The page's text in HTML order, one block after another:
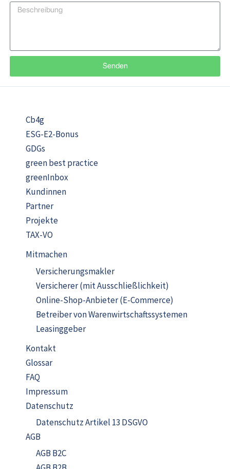
Senden
Cb4g
ESG-E2-Bonus
GDGs
green best practice
greenInbox
Kundinnen
Partner
Projekte
TAX-VO
Mitmachen
Versicherungsmakler
Versicherer (mit Ausschließlichkeit)
Online-Shop-Anbieter (E-Commerce)
Betreiber von Warenwirtschaftssystemen
Leasinggeber
Kontakt
Glossar
FAQ
Impressum
Datenschutz
Datenschutz Artikel 13 DSGVO
AGB
AGB B2C